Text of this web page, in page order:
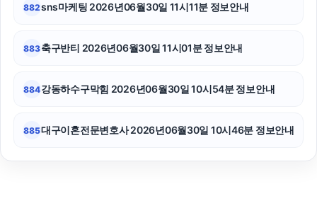
882sns마케팅 2026년06월30일 11시11분 정보안내
883축구반티 2026년06월30일 11시01분 정보안내
884강동하수구막힘 2026년06월30일 10시54분 정보안내
885대구이혼전문변호사 2026년06월30일 10시46분 정보안내